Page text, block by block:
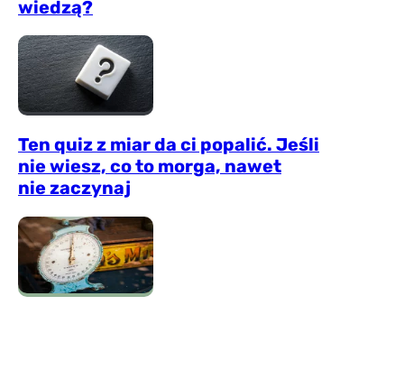
wiedzą?
Ten quiz z miar da ci popalić. Jeśli
nie wiesz, co to morga, nawet
nie zaczynaj